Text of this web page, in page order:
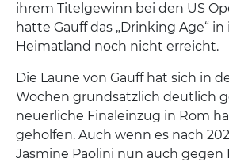
ihrem Titelgewinn bei den US
hatte Gauff das „Drinking Age“
Heimatland noch nicht erreicht.
Die Laune von Gauff hat sich in
Wochen grundsätzlich deutlich
neuerliche Finaleinzug in Rom
geholfen. Auch wenn es nach
Jasmine Paolini nun auch gegen